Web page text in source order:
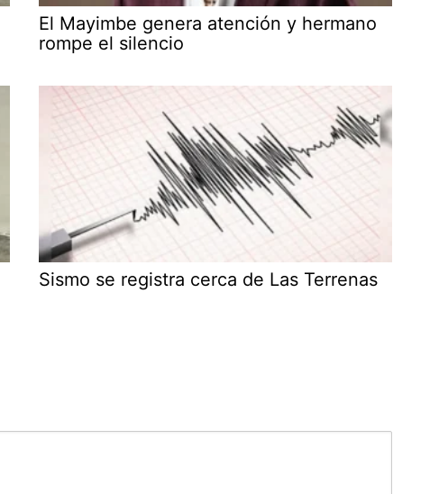
El Mayimbe genera atención y hermano
rompe el silencio
Sismo se registra cerca de Las Terrenas